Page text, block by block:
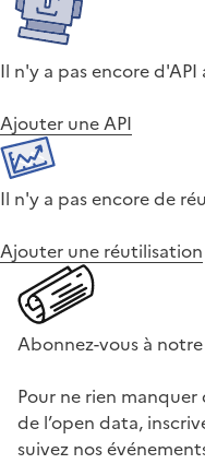
Il n'y a pas encore d'API
Ajouter une API
Il n'y a pas encore de
Ajouter une réutilisation
Abonnez-vous à
Pour ne rien
de l’open data,
suivez nos